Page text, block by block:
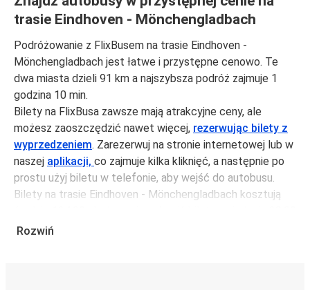
trasie Eindhoven - Mönchengladbach
Podróżowanie z FlixBusem na trasie Eindhoven -
Mönchengladbach jest łatwe i przystępne cenowo. Te
dwa miasta dzieli 91 km a najszybsza podróż zajmuje 1
godzina 10 min.
Bilety na FlixBusa zawsze mają atrakcyjne ceny, ale
możesz zaoszczędzić nawet więcej, rezerwując bilety z
wyprzedzeniem. Zarezerwuj na stronie internetowej lub w
naszej aplikacji, co zajmuje kilka kliknięć, a następnie po
prostu użyj biletu w telefonie, aby wejść do autobusu.
Bilety na trasie Eindhoven - Mönchengladbach kosztują
zł, jeśli zarezerwujesz z wyprzedzeniem lub w dni robocze,
Rozwiń